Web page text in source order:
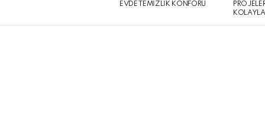
EVDE TEMIZLIK KONFORU